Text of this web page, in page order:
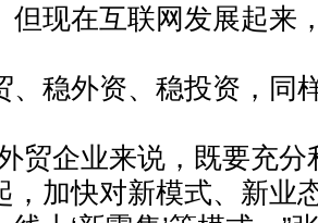
但现在互联网发展起来
稳外资、稳投资，同
企业来说，既要充分
，加快对新模式、新业